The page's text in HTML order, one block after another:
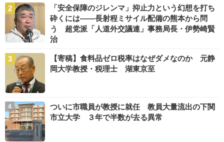
「安全保障のジレンマ」抑止力という幻想を打ち
砕くには――長射程ミサイル配備の熊本から問
う 超党派「人道外交議連」事務局長・伊勢崎賢
治
【寄稿】食料品ゼロ税率はなぜダメなのか 元静
岡大学教授・税理士 湖東京至
ついに市職員が教授に就任 教員大量流出の下関
市立大学 ３年で半数が去る異常